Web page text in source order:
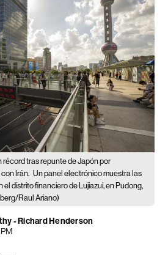
tras repunte de Japón por
Irán. Un panel electrónico muestra las
distrito financiero de Lujiazui, en Pudong,
Raul Ariano)
- Richard Henderson